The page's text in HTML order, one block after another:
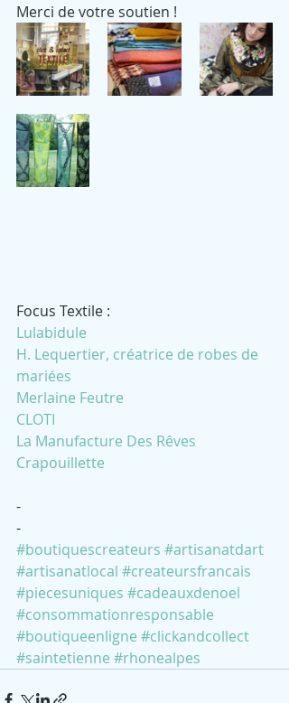
Merci de votre soutien !
Focus Textile :
Lulabidule
H. Lequertier, créatrice de robes de
mariées
Merlaine Feutre
CLOTI
La Manufacture Des Rêves
Crapouillette
-
-
#boutiquescreateurs #artisanatdart
#artisanatlocal #createursfrancais
#piecesuniques #cadeauxdenoel
#consommationresponsable
#boutiqueenligne #clickandcollect
#saintetienne #rhonealpes